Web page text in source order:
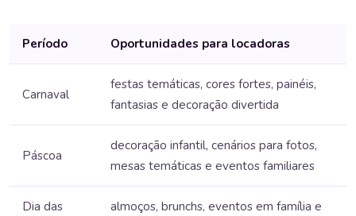
Período Oportunidades para locadoras
Carnaval
festas temáticas, cores fortes, painéis,
fantasias e decoração divertida
Páscoa
decoração infantil, cenários para fotos,
mesas temáticas e eventos familiares
Dia das
almoços, brunchs, eventos em família e